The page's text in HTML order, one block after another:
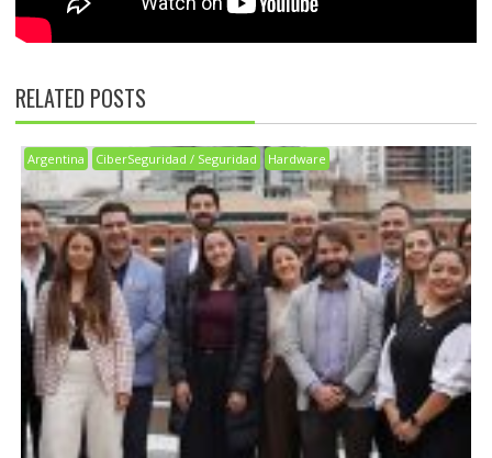
RELATED POSTS
Argentina CiberSeguridad / Seguridad Hardware